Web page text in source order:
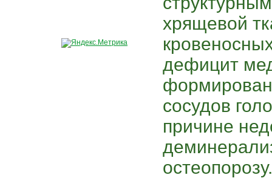
хрящевой
дефицит
сосудов
причине
остеопорозу.